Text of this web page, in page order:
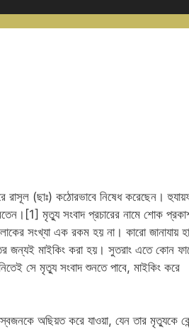
রাসূল (ছাঃ) কঠোরভাবে নিষেধ করেছেন।
সংখ্যা এক রকম হয় না। কারো জানাযায়
জন্যই মাইকিং করা হয়। সুতরাং এতে কোন
সে মৃত্যু সংবাদ শুনতে পাবে, মাইকিং করে
অছিয়ত করে যাওয়া, যেন তার মৃত্যুকে